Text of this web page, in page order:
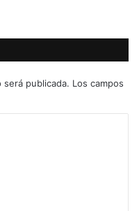
publicada. Los campos